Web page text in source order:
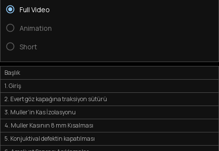
Full Video
Animation
Short
Başlık
1. Giriş
2. Evert göz kapağına traksiyon sütürü
3. Muller'in Kas İzolasyonu
4. Muller Kasının 8 mm Kısalması
5. Konjuktival defektin kapatılması